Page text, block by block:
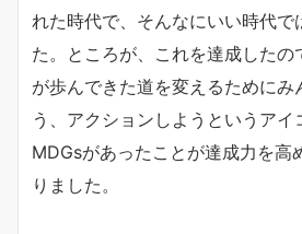
れた時代で、そんなにいい時代で
た。ところが、これを達成したの
が歩んできた道を変えるためにみ
う、アクションしようというアイ
MDGsがあったことが達成力を高
りました。